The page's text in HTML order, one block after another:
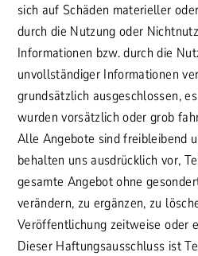
sich auf Schäden materieller
durch die Nutzung oder
Informationen bzw. durch die
unvollständiger Informationen
grundsätzlich ausgeschlossen,
wurden vorsätzlich oder grob
Alle Angebote sind freibleibend
behalten uns ausdrücklich vor,
gesamte Angebot ohne
verändern, zu ergänzen, zu
Veröffentlichung zeitweise oder
Dieser Haftungsausschluss ist